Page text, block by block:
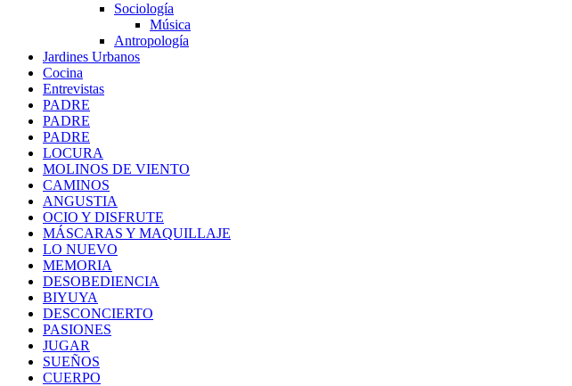
Sociología
Música
Antropología
Jardines Urbanos
Cocina
Entrevistas
PADRE
PADRE
PADRE
LOCURA
MOLINOS DE VIENTO
CAMINOS
ANGUSTIA
OCIO Y DISFRUTE
MÁSCARAS Y MAQUILLAJE
LO NUEVO
MEMORIA
DESOBEDIENCIA
BIYUYA
DESCONCIERTO
PASIONES
JUGAR
SUEÑOS
CUERPO